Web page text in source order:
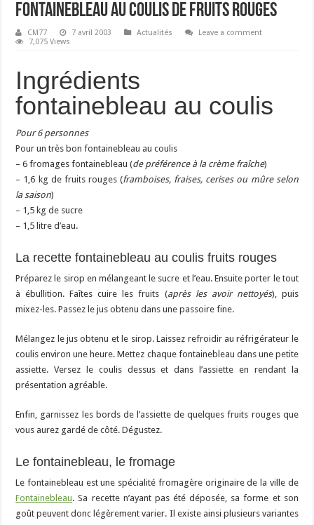
Fontainebleau au coulis de fruits rouges
CM77 7 avril 2003 Actualités
Leave a comment
7,075 Views
Ingrédients
fontainebleau au coulis
Pour 6 personnes
Pour un très bon fontainebleau au coulis
– 6 fromages fontainebleau (de préférence à la crème fraîche)
– 1,6 kg de fruits rouges (framboises, fraises, cerises ou mûre selon
la saison)
– 1,5 kg de sucre
– 1,5 litre d’eau.
La recette fontainebleau au coulis fruits rouges
Préparez le sirop en mélangeant le sucre et l’eau. Ensuite porter le tout
à ébullition. Faîtes cuire les fruits (après les avoir nettoyés), puis
mixez-les. Passez le jus obtenu dans une passoire fine.
Mélangez le jus obtenu et le sirop. Laissez refroidir au réfrigérateur le
coulis environ une heure. Mettez chaque fontainebleau dans une petite
assiette. Versez le coulis dessus et dans l’assiette en rendant la
présentation agréable.
Enfin, garnissez les bords de l’assiette de quelques fruits rouges que
vous aurez gardé de côté. Dégustez.
Le fontainebleau, le fromage
Le fontainebleau est une spécialité fromagère originaire de la ville de
Fontainebleau. Sa recette n’ayant pas été déposée, sa forme et son
goût peuvent donc légèrement varier. Il existe ainsi plusieurs variantes